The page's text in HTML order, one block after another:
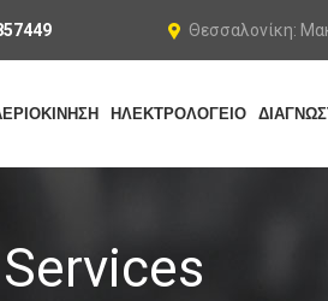
Θεσσαλονίκη:
ΗΛΕΚΤΡΟΛΟΓΕΙΟ
Services